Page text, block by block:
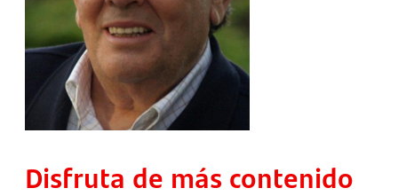
Disfruta de más contenido